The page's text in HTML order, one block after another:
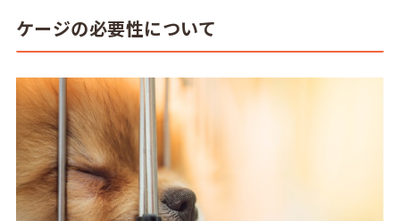
ケージの必要性について